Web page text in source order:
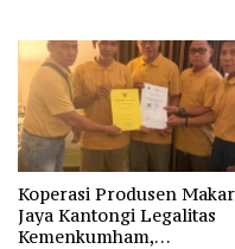
Koperasi Produsen
Jaya Kantongi Legalitas
Kemenkumham,